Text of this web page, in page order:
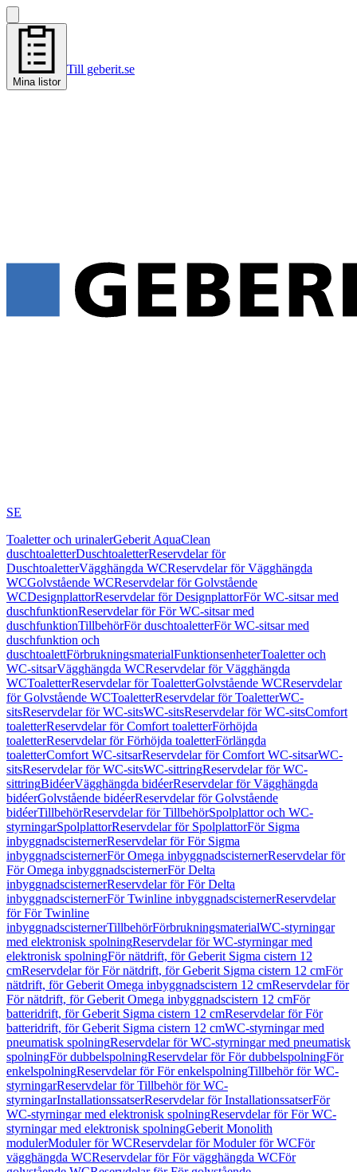
Mina listor
Till geberit.se
SE
Toaletter och urinalerGeberit AquaClean
duschtoaletterDuschtoaletterReservdelar för
DuschtoaletterVägghängda WCReservdelar för Vägghängda
WCGolvstående WCReservdelar för Golvstående
WCDesignplattorReservdelar för DesignplattorFör WC-sitsar med
duschfunktionReservdelar för För WC-sitsar med
duschfunktionTillbehörFör duschtoaletterFör WC-sitsar med
duschfunktion och
duschtoalettFörbrukningsmaterialFunktionsenheterToaletter och
WC-sitsarVägghängda WCReservdelar för Vägghängda
WCToaletterReservdelar för ToaletterGolvstående WCReservdelar
för Golvstående WCToaletterReservdelar för ToaletterWC-
sitsReservdelar för WC-sitsWC-sitsReservdelar för WC-sitsComfort
toaletterReservdelar för Comfort toaletterFörhöjda
toaletterReservdelar för Förhöjda toaletterFörlängda
toaletterComfort WC-sitsarReservdelar för Comfort WC-sitsarWC-
sitsReservdelar för WC-sitsWC-sittringReservdelar för WC-
sittringBidéerVägghängda bidéerReservdelar för Vägghängda
bidéerGolvstående bidéerReservdelar för Golvstående
bidéerTillbehörReservdelar för TillbehörSpolplattor och WC-
styrningarSpolplattorReservdelar för SpolplattorFör Sigma
inbyggnadscisternerReservdelar för För Sigma
inbyggnadscisternerFör Omega inbyggnadscisternerReservdelar för
För Omega inbyggnadscisternerFör Delta
inbyggnadscisternerReservdelar för För Delta
inbyggnadscisternerFör Twinline inbyggnadscisternerReservdelar
för För Twinline
inbyggnadscisternerTillbehörFörbrukningsmaterialWC-styrningar
med elektronisk spolningReservdelar för WC-styrningar med
elektronisk spolningFör nätdrift, för Geberit Sigma cistern 12
cmReservdelar för För nätdrift, för Geberit Sigma cistern 12 cmFör
nätdrift, för Geberit Omega inbyggnadscistern 12 cmReservdelar för
För nätdrift, för Geberit Omega inbyggnadscistern 12 cmFör
batteridrift, för Geberit Sigma cistern 12 cmReservdelar för För
batteridrift, för Geberit Sigma cistern 12 cmWC-styrningar med
pneumatisk spolningReservdelar för WC-styrningar med pneumatisk
spolningFör dubbelspolningReservdelar för För dubbelspolningFör
enkelspolningReservdelar för För enkelspolningTillbehör för WC-
styrningarReservdelar för Tillbehör för WC-
styrningarInstallationssatserReservdelar för InstallationssatserFör
WC-styrningar med elektronisk spolningReservdelar för För WC-
styrningar med elektronisk spolningGeberit Monolith
modulerModuler för WCReservdelar för Moduler för WCFör
vägghängda WCReservdelar för För vägghängda WCFör